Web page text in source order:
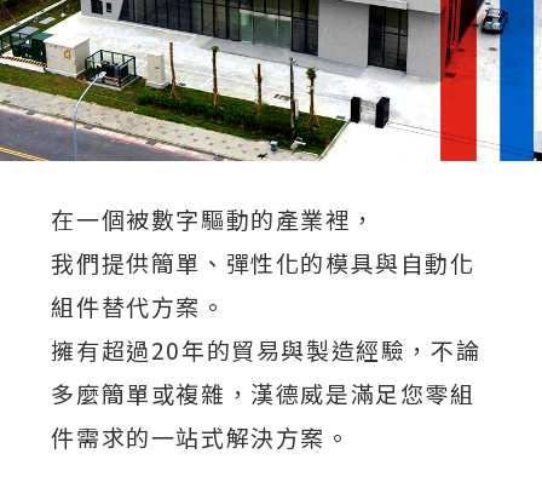
在一個被數字驅動的產業裡，
我們提供簡單、彈性化的模具與自動化
組件替代方案。
擁有超過20年的貿易與製造經驗，不論
多麼簡單或複雜，漢德威是滿足您零組
件需求的一站式解決方案。